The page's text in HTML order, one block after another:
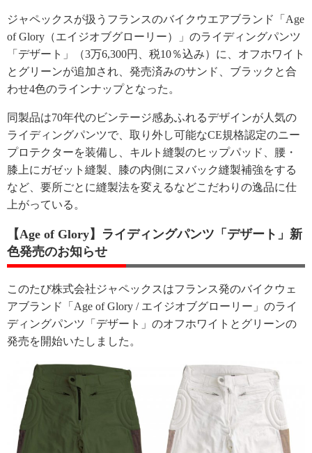
ジャペックスが扱うフランスのバイクウエアブランド「Age
of Glory（エイジオブグローリー）」のライディングパンツ
「デザート」（3万6,300円、税10％込み）に、オフホワイト
とグリーンが追加され、発売済みのサンド、ブラックと合
わせ4色のラインナップとなった。
同製品は70年代のビンテージ感あふれるデザインが人気の
ライディングパンツで、取り外し可能なCE規格認定のニー
プロテクターを装備し、キルト縫製のヒップパッド、腰・
膝上にガゼット縫製、膝の内側にヌバック縫製補強をする
など、要所ごとに縫製法を変えるなどこだわりの逸品に仕
上がっている。
【Age of Glory】ライディングパンツ「デザート」新
色発売のお知らせ
このたび株式会社ジャペックスはフランス発のバイクウェ
アブランド「Age of Glory / エイジオブグローリー」のライ
ディングパンツ「デザート」のオフホワイトとグリーンの
発売を開始いたしました。